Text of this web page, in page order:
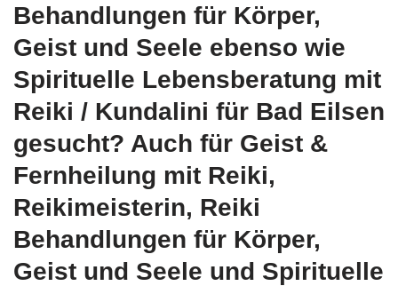
Behandlungen für Körper,
Geist und Seele ebenso wie
Spirituelle Lebensberatung mit
Reiki / Kundalini für Bad Eilsen
gesucht? Auch für Geist &
Fernheilung mit Reiki,
Reikimeisterin, Reiki
Behandlungen für Körper,
Geist und Seele und Spirituelle